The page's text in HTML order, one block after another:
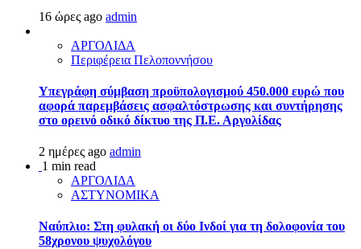
16 ώρες ago admin
ΑΡΓΟΛΙΔΑ
Περιφέρεια Πελοποννήσου
Υπεγράφη σύμβαση προϋπολογισμού 450.000 ευρώ που
αφορά παρεμβάσεις ασφαλτόστρωσης και συντήρησης
στο ορεινό οδικό δίκτυο της Π.Ε. Αργολίδας
2 ημέρες ago admin
1 min read
ΑΡΓΟΛΙΔΑ
ΑΣΤΥΝΟΜΙΚΑ
Ναύπλιο: Στη φυλακή οι δύο Ινδοί για τη δολοφονία του
58χρονου ψυχολόγου